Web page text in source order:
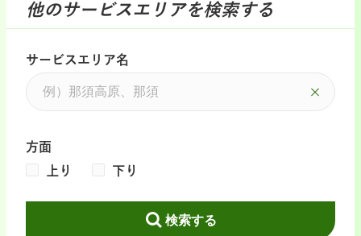
他のサービスエリアを検索する
サービスエリア名
方面
上り
下り
検索する